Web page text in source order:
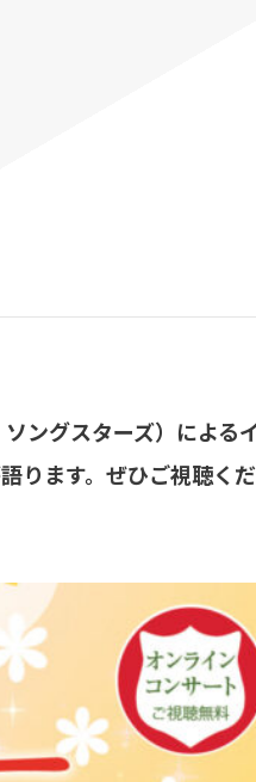
ングスターズ）による
ります。ぜひご視聴く